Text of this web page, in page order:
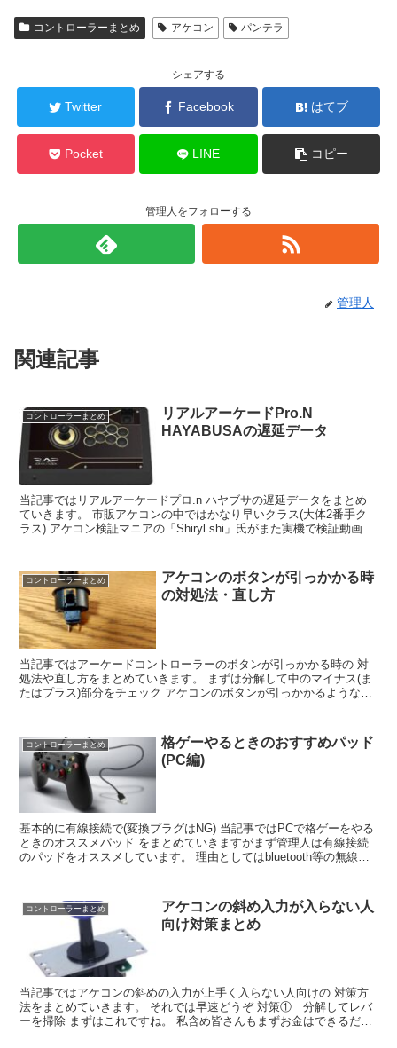
コントローラーまとめ アケコン パンテラ
シェアする
Twitter Facebook はてブ
Pocket LINE コピー
管理人をフォローする
管理人
関連記事
コントローラーまとめ
リアルアーケードPro.N
HAYABUSAの遅延データ
当記事ではリアルアーケードプロ.n ハヤブサの遅延データをまとめ
ていきます。 市販アケコンの中ではかなり早いクラス(大体2番手ク
ラス) アケコン検証マニアの「Shiryl shi」氏がまた実機で検証動画を
コントローラーまとめ
アケコンのボタンが引っかかる時
の対処法・直し方
当記事ではアーケードコントローラーのボタンが引っかかる時の 対
処法や直し方をまとめていきます。 まずは分解して中のマイナス(ま
たはプラス)部分をチェック アケコンのボタンが引っかかるような感
コントローラーまとめ
格ゲーやるときのおすすめパッド
(PC編)
基本的に有線接続で(変換プラグはNG) 当記事ではPCで格ゲーをやる
ときのオススメパッド をまとめていきますがまず管理人は有線接続
のパッドをオススメしています。 理由としてはbluetooth等の無線接
コントローラーまとめ
アケコンの斜め入力が入らない人
向け対策まとめ
当記事ではアケコンの斜めの入力が上手く入らない人向けの 対策方
法をまとめていきます。 それでは早速どうぞ 対策① 分解してレバ
ーを掃除 まずはこれですね。 私含め皆さんもまずお金はできるだけ